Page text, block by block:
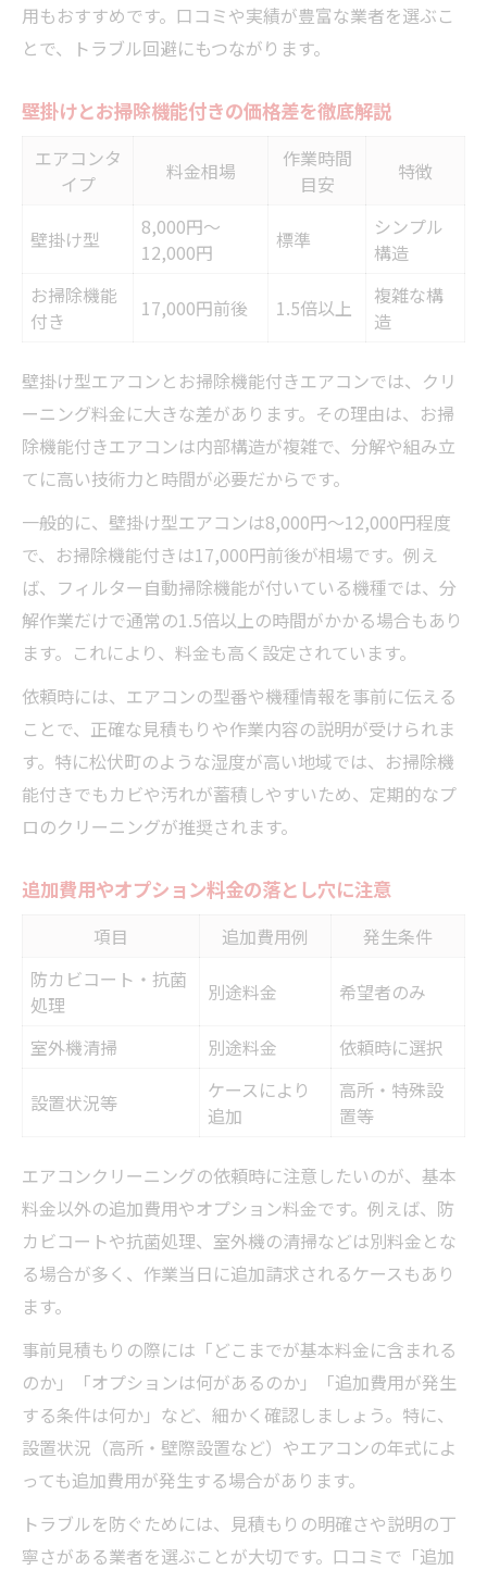
用もおすすめです。口コミや実績が豊富な業者を選ぶこ
とで、トラブル回避にもつながります。
壁掛けとお掃除機能付きの価格差を徹底解説
エアコンタ
イプ
料金相場
作業時間
目安
特徴
壁掛け型
8,000円～
12,000円
標準
シンプル
構造
お掃除機能
付き
17,000円前後 1.5倍以上
複雑な構
造
壁掛け型エアコンとお掃除機能付きエアコンでは、クリ
ーニング料金に大きな差があります。その理由は、お掃
除機能付きエアコンは内部構造が複雑で、分解や組み立
てに高い技術力と時間が必要だからです。
一般的に、壁掛け型エアコンは8,000円～12,000円程度
で、お掃除機能付きは17,000円前後が相場です。例え
ば、フィルター自動掃除機能が付いている機種では、分
解作業だけで通常の1.5倍以上の時間がかかる場合もあり
ます。これにより、料金も高く設定されています。
依頼時には、エアコンの型番や機種情報を事前に伝える
ことで、正確な見積もりや作業内容の説明が受けられま
す。特に松伏町のような湿度が高い地域では、お掃除機
能付きでもカビや汚れが蓄積しやすいため、定期的なプ
ロのクリーニングが推奨されます。
追加費用やオプション料金の落とし穴に注意
項目 追加費用例
発生条件
防カビコート・抗菌
処理
別途料金 希望者のみ
室外機清掃 別途料金 依頼時に選択
設置状況等
ケースにより
追加
高所・特殊設
置等
エアコンクリーニングの依頼時に注意したいのが、基本
料金以外の追加費用やオプション料金です。例えば、防
カビコートや抗菌処理、室外機の清掃などは別料金とな
る場合が多く、作業当日に追加請求されるケースもあり
ます。
事前見積もりの際には「どこまでが基本料金に含まれる
のか」「オプションは何があるのか」「追加費用が発生
する条件は何か」など、細かく確認しましょう。特に、
設置状況（高所・壁際設置など）やエアコンの年式によ
っても追加費用が発生する場合があります。
トラブルを防ぐためには、見積もりの明確さや説明の丁
寧さがある業者を選ぶことが大切です。口コミで「追加